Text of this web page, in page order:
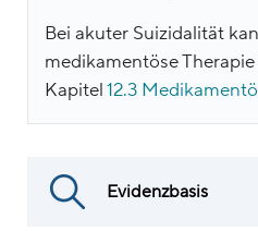
Bei akuter Suizidalität
medikamentöse
Kapitel12.3
Evidenzbasis